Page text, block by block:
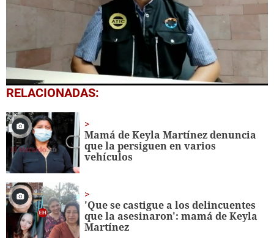
0
seconds
2
minutes,
seconds
RELACIONADAS:
Mamá de Keyla Martínez denuncia
que la persiguen en varios
vehículos
'Que se castigue a los delincuentes
que la asesinaron': mamá de Keyla
Martínez